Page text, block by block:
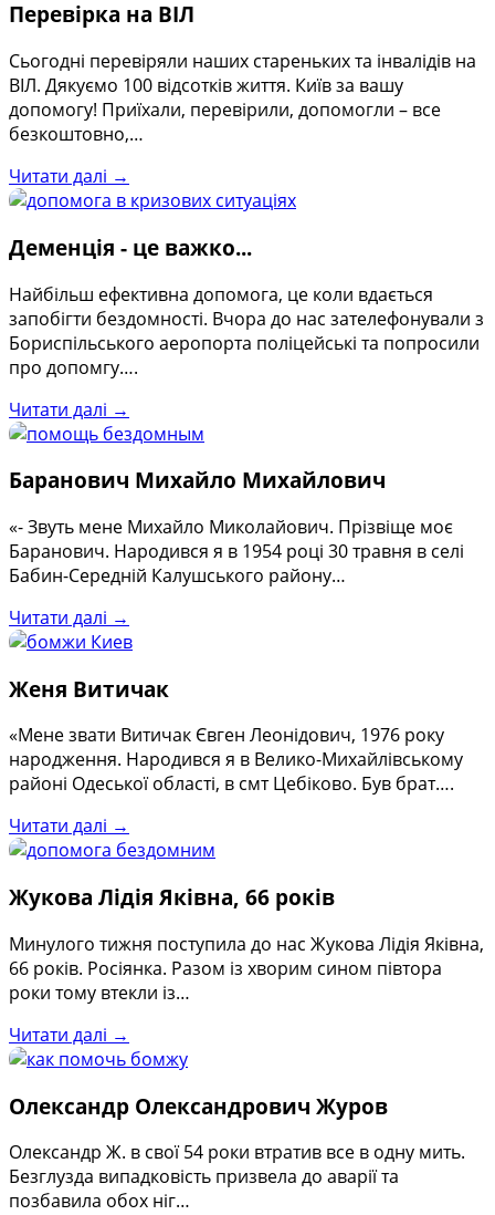
Перевірка на ВІЛ
Сьогодні перевіряли наших стареньких та інвалідів на
ВІЛ. Дякуємо 100 відсотків життя. Київ за вашу
допомогу! Приїхали, перевірили, допомогли – все
безкоштовно,…
Читати далі →
Деменція - це важко...
Найбільш ефективна допомога, це коли вдається
запобігти бездомності. Вчора до нас зателефонували з
Бориспільського аеропорта поліцейські та попросили
про допомгу….
Читати далі →
Баранович Михайло Михайлович
«- Звуть мене Михайло Миколайович. Прізвіще моє
Баранович. Народився я в 1954 році 30 травня в селі
Бабин-Середній Калушського району…
Читати далі →
Женя Витичак
«Мене звати Витичак Євген Леонідович, 1976 року
народження. Народився я в Велико-Михайлівському
районі Одеської області, в смт Цебіково. Був брат….
Читати далі →
Жукова Лідія Яківна, 66 років
Минулого тижня поступила до нас Жукова Лідія Яківна,
66 років. Росіянка. Разом із хворим сином півтора
роки тому втекли із…
Читати далі →
Олександр Олександрович Журов
Олександр Ж. в свої 54 роки втратив все в одну мить.
Безглузда випадковість призвела до аварії та
позбавила обох ніг…